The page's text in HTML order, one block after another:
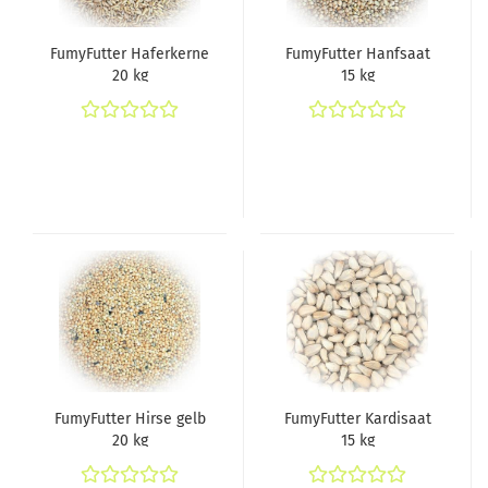
FumyFutter Haferkerne
20 kg
FumyFutter Hanfsaat
15 kg
FumyFutter Hirse gelb
20 kg
FumyFutter Kardisaat
15 kg